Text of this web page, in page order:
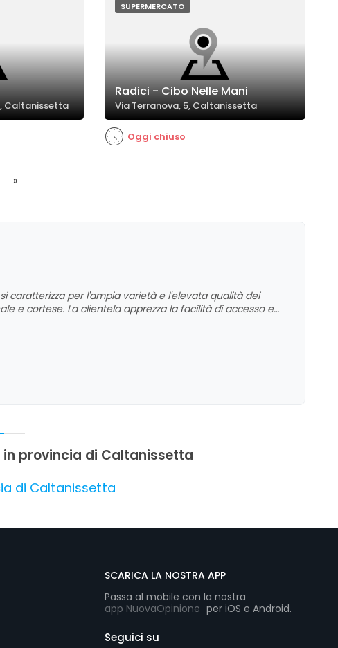
Caltanissetta
SUPERMERCATO
Radici - Cibo Nelle Mani
Via Terranova, 5, Caltanissetta
Oggi chiuso
»
caratterizza per l'ampia varietà e l'elevata qualità dei
e cortese. La clientela apprezza la facilità di accesso e
complessivamente positiva. Non emergono
provincia di Caltanissetta
di Caltanissetta
SCARICA LA NOSTRA APP
Passa al mobile con la nostra
app NuovaOpinione per iOS e Android.
Seguici su